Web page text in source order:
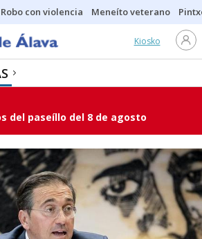
Robo con violencia Meneíto veterano
Kiosko
del paseíllo del 8 de agosto